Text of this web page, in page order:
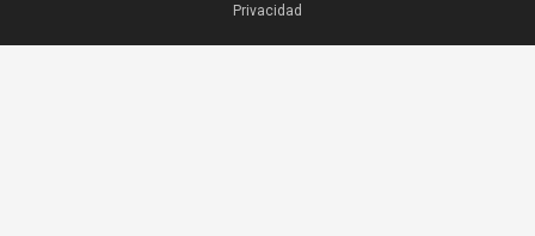
Privacidad